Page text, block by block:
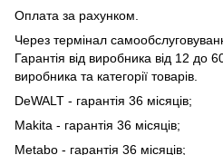
Оплата за рахунком.
Через термінал
Гарантія від виробника від 12 до
виробника та категорії товарів.
DeWALT - гарантія 36 місяців;
Makita - гарантія 36 місяців;
Metabo - гарантія 36 місяців;